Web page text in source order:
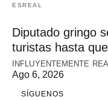
ESREAL
Diputado gringo
turistas hasta
INFLUYENTEMENTE
Ago 6, 2026
SÍGUENOS